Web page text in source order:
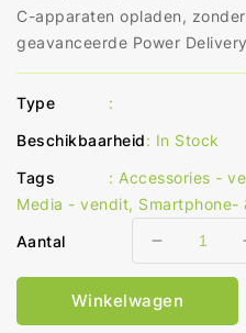
C-apparaten opladen,
geavanceerde Power
Type
:
Beschikbaarheid: In Stock
Tags
: Accessories -
Media - vendit, Smartphone-
Aantal
Aantal
verlagen
voor
Oplader
Winkelwagen